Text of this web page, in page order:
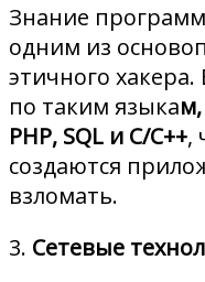
Знание
одним из
этичного
по таким языка
PHP, SQL и C/C++,
создаются
взломать.
3. Сетевые